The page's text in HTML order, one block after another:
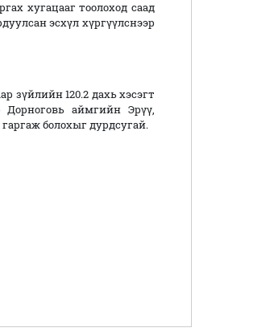
хугацааг тоолоход саад
эсхүл хүргүүлснээр
зүйлийн 120.2 дахь хэсэгт
аймгийн Эрүү,
болохыг дурдсугай.